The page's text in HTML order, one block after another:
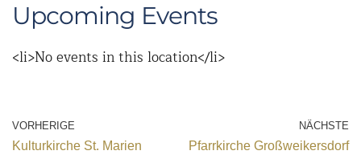
Upcoming Events
<li>No events in this location</li>
VORHERIGE
Kulturkirche St. Marien
NÄCHSTE
Pfarrkirche Großweikersdorf